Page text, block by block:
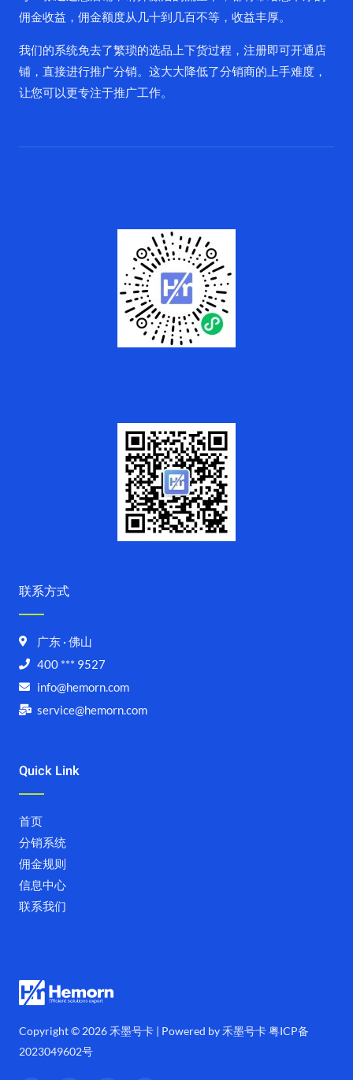
佣金收益，佣金额度从几十到几百不等，收益丰厚。
我们的系统免去了繁琐的选品上下货过程，注册即可开通店
铺，直接进行推广分销。这大大降低了分销商的上手难度，
让您可以更专注于推广工作。
Copyright © 2026 禾墨号卡 | Powered by 禾墨号卡粤ICP备
2023049602号
Quick Link
首页
分销系统
佣金规则
信息中心
联系我们
联系方式
广东 · 佛山
400 *** 9527
info@hemorn.com
service@hemorn.com